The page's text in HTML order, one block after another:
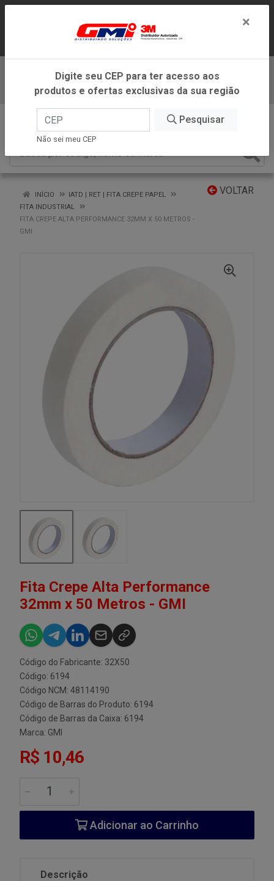
ATENDIMENTO DENTRO DO ESTADO DE
MINAS GERAIS.
Baixe já nosso APP
VOLTAR
INÍCIO
IATD | RET | FITA CREPE PAPEL
FITA INDUSTRIAL
FITA CREPE ALTA PERFORMANCE 32MM X 50 METROS -
GMI
Fita Crepe Alta Performance
32mm x 50 Metros - GMI
Código do Fabricante: 32X50
Código: 6194
Código NCM: 48114190
Código de Barras do Produto: 6194
Código de Barras da Caixa: 6194
Marca: GMI
R$ 10,46
Adicionar ao Carrinho
Descrição
×
Digite seu CEP para ter acesso aos
produtos e ofertas exclusivas da sua região
Pesquisar
Não sei meu CEP